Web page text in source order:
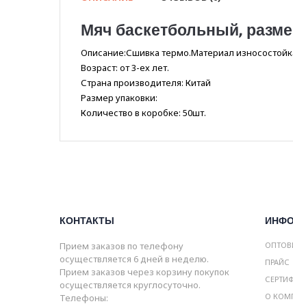
Мяч баскетбольный,
Описание:Сшивка термо.Материал
Возраст: от 3-ех лет.
Страна производителя: Китай
Размер упаковки:
Количество в коробке: 50шт.
КОНТАКТЫ
Прием заказов по телефону
осуществляется 6 дней в неделю.
Прием заказов через корзину покупок
осуществляется круглосуточно.
Телефоны:
ПРАЙС
О